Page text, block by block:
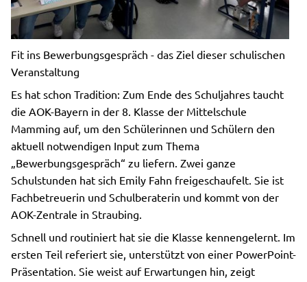
Fit ins Bewerbungsgespräch - das Ziel dieser schulischen
Veranstaltung
Es hat schon Tradition: Zum Ende des Schuljahres taucht
die AOK-Bayern in der 8. Klasse der Mittelschule
Mamming auf, um den Schülerinnen und Schülern den
aktuell notwendigen Input zum Thema
„Bewerbungsgespräch“ zu liefern. Zwei ganze
Schulstunden hat sich Emily Fahn freigeschaufelt. Sie ist
Fachbetreuerin und Schulberaterin und kommt von der
AOK-Zentrale in Straubing.
Schnell und routiniert hat sie die Klasse kennengelernt. Im
ersten Teil referiert sie, unterstützt von einer PowerPoint-
Präsentation. Sie weist auf Erwartungen hin, zeigt